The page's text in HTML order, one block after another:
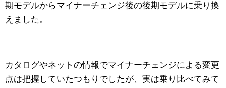
期モデルからマイナーチェンジ後の後期モデルに乗り換
えました。
カタログやネットの情報でマイナーチェンジによる変更
点は把握していたつもりでしたが、実は乗り比べてみて